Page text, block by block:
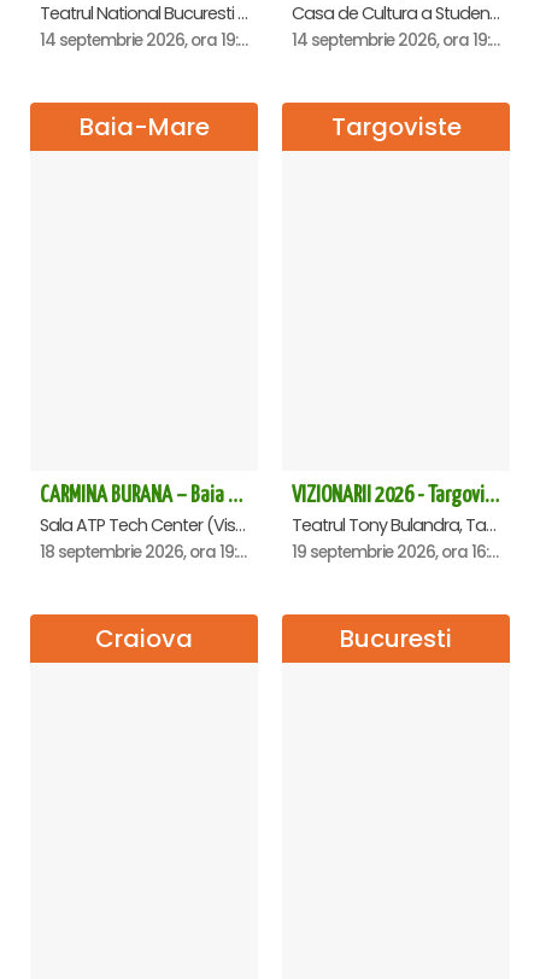
Teatrul National Bucuresti - Sala Ion Caramitru, Bucuresti
14 septembrie 2026, ora 19:00
Casa de Cultura a Studentilor Dumitru Farcas, Cluj-Napoca
14 septembrie 2026, ora 19:30
Baia-Mare
CARMINA BURANA – Baia Mare
Sala ATP Tech Center (Vis a vis de Auchan), Baia-Mare
18 septembrie 2026, ora 19:00
Targoviste
VIZIONARII 2026 - Targoviste
Teatrul Tony Bulandra, Targoviste
19 septembrie 2026, ora 16:00
Craiova Bucuresti